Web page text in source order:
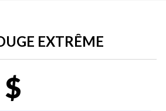
EXTRÊME